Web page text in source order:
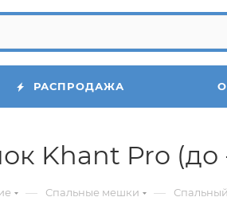
РАСПРОДАЖА
Khant Pro (до
— Спальные мешки —